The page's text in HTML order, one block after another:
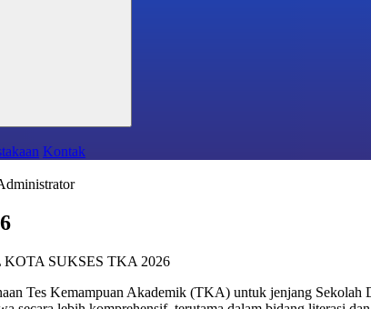
Kontak
SUKSES TKA 2026
Tes Kemampuan Akademik (TKA) untuk jenjang